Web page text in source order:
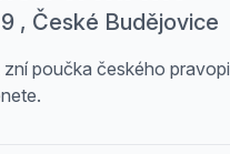
, České Budějovice
poučka českého